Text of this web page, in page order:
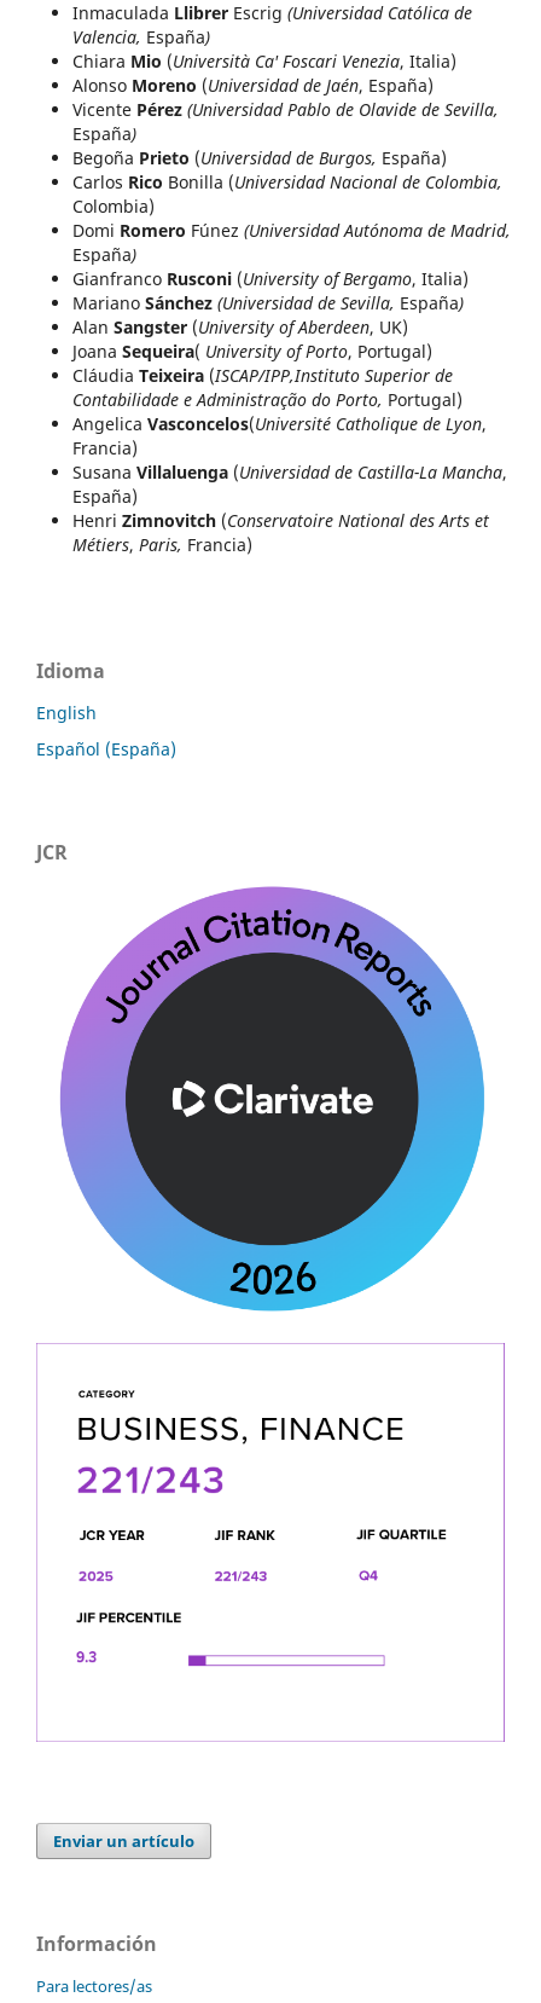
Inmaculada Llibrer Escrig (Universidad Católica de
Valencia, España)
Chiara Mio (Università Ca' Foscari Venezia, Italia)
Alonso Moreno (Universidad de Jaén, España)
Vicente Pérez (Universidad Pablo de Olavide de Sevilla,
España)
Begoña Prieto (Universidad de Burgos, España)
Carlos Rico Bonilla (Universidad Nacional de Colombia,
Colombia)
Domi Romero Fúnez (Universidad Autónoma de Madrid,
España)
Gianfranco Rusconi (University of Bergamo, Italia)
Mariano Sánchez (Universidad de Sevilla, España)
Alan Sangster (University of Aberdeen, UK)
Joana Sequeira( University of Porto, Portugal)
Cláudia Teixeira (ISCAP/IPP,Instituto Superior de
Contabilidade e Administração do Porto, Portugal)
Angelica Vasconcelos(Université Catholique de Lyon,
Francia)
Susana Villaluenga (Universidad de Castilla-La Mancha,
España)
Henri Zimnovitch (Conservatoire National des Arts et
Métiers, Paris, Francia)
Idioma
English
Español (España)
JCR
Enviar un artículo
Información
Para lectores/as